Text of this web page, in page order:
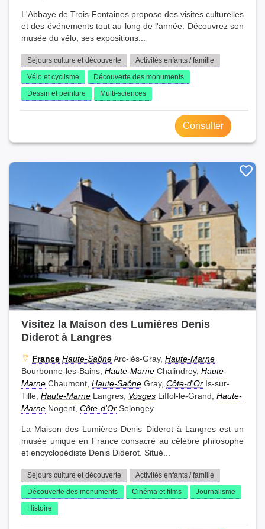
L'Abbaye de Trois-Fontaines propose des visites culturelles
et des événements tout au long de l'année. Découvrez son
musée du vélo, ses expositions...
Séjours culture et découverte
Activités enfants / famille
Vélo et cyclisme
Découverte des monuments
Dessin et peinture
Multi-sciences
Consulter
Visitez la Maison des Lumières Denis
Diderot à Langres
France Haute-SaôneArc-lès-Gray, Haute-Marne
Bourbonne-les-Bains, Haute-Marne Chalindrey, Haute-
Marne Chaumont, Haute-Saône Gray, Côte-d'Or Is-sur-
Tille, Haute-Marne Langres, Vosges Liffol-le-Grand, Haute-
Marne Nogent, Côte-d'Or Selongey
La Maison des Lumières Denis Diderot à Langres est un
musée unique en France consacré au célèbre philosophe
et encyclopédiste Denis Diderot. Situé...
Séjours culture et découverte
Activités enfants / famille
Découverte des monuments
Cinéma et films
Journalisme
Histoire